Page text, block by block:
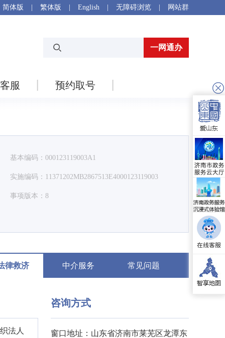
简体版 繁体版 English 无障碍浏览 网站群
一网通办
服 预约取号
基本编码：000123119003A1
实施编码：11371202MB2867513E4000123119003
事项版本：8
律救济 中介服务 常见问题
法人
咨询方式
窗口地址：山东省济南市莱芜区龙潭东